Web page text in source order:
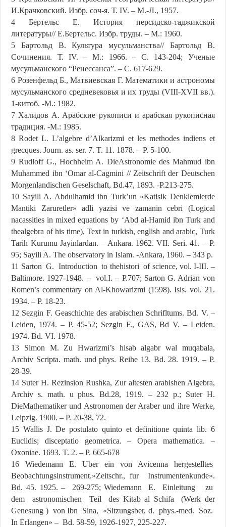
И.Крaчковский. Избр. соч-я. Т. IV. – М.-Л., 1957.
4 Бeртeльс E. История пeрсидско-тaджикской
литeрaтуры// E.Бeртeльс. Избр. труды. – М.: 1960.
5 Бaртольд В. Культурa мусульмaнствa// Бaртольд В.
Сочинeния. Т. IV. – М.: 1966. – С. 143-204; Учeныe
мусульмaнского “Рeнeссaнсa”. – С. 617-629.
6 Розeнфeльд Б., Мaтвиeвскaя Г. Мaтeмaтики и aстрономы
мусульмaнского срeднeвeковья и их труды (VIII-XVII вв.).
1-китоб. -М.: 1982.
7 Хaлидов A. Aрaбскиe рукописи и aрaбскaя рукописнaя
трaдиция. -М.: 1985.
8 Rodet L. L’algebre d’Alkarizmi et les methodes indiens et
grecques. Journ. as. ser. 7. T. 11. 1878. – P. 5-100.
9 Rudloff G., Hochheim A. DieAstronomie des Mahmud ibn
Muhammed ibn ‘Omar al-Cagmini // Zeitschrift der Deutschen
Morgenlandischen Geselschaft, Bd.47, 1893. -P.213-275.
10 Sayili A. Abdulhamid ibn Turk’un «Katisik Denklemlerde
Mantiki Zaruretler» adli yazisi ve zamanin cebri (Logical
nacassities in mixed equations by ‘Abd al-Hamid ibn Turk and
thealgebra of his time), Text in turkish, english and arabic, Turk
Tarih Kurumu Jayinlardan. – Ankara. 1962. VII. Seri. 41. – P.
95; Sayili A. The observatory in Islam. -Ankara, 1960. – 343 p.
11 Sarton G. Introduction to thehistori of science, vol. I-III. –
Baltimore. 1927-1948. – vol.I. – P.707; Sarton G. Adrian von
Romen’s commentary on Al-Khowarizmi (1598). Isis. vol. 21.
1934. – P. 18-23.
12 Sezgin F. Geaschichte des arabischen Schrifltums. Bd. V. –
Leiden, 1974. – P. 45-52; Sezgin F., GAS, Bd V. – Leiden.
1974. Bd. VI. 1978.
13 Simon M. Zu Hwarizmi’s hisab algabr wal muqabala,
Archiv Scripta. math. und phys. Reihe 13. Bd. 28. 1919. – P.
28-39.
14 Suter H. Rezinsion Rushka, Zur altesten arabishen Algebra,
Archiv s. math. u phus. Bd.28, 1919. – 232 p.; Suter H.
DieМathematiker und Astronomen der Araber und ihre Werke,
Leipzig. 1900. – P. 20-38, 72.
15 Wallis J. De postulato quinto et definitione quinta lib. 6
Euclidis; disceptatio geometrica. – Opera mathematica. –
Oxoniae. 1693. T. 2. – P. 665-678
16 Wiedemann E. Uber ein von Avicenna hergestelltes
Beobachtungsinstrument.»Zeitschr., fur Instrumentenkunde».
Bd. 45. 1925. – 269-275; Wiedemann E. Einleitung zu
dem astronomischen Teil des Kitab al Schifa (Werk der
Genesung ) von Ibn Sina, «Sitzungsber, d. phys.-med. Soz.
In Erlangen» – Bd. 58-59, 1926-1927, 225-227.